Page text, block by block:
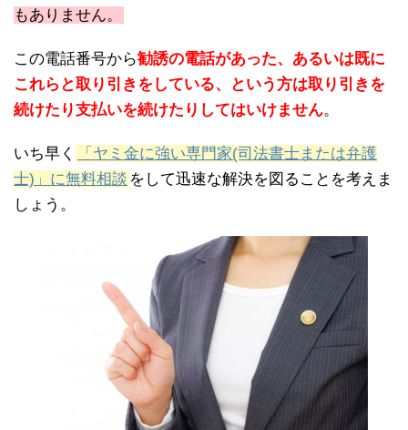
もありません。
この電話番号から勧誘の電話があった、あるいは既に
これらと取り引きをしている、という方は取り引きを
続けたり支払いを続けたりしてはいけません。
いち早く
「ヤミ金に強い専門家(司法書士または弁護
士)」に無料相談 をして迅速な解決を図ることを考えま
しょう。